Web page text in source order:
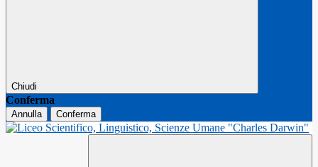
Chiudi
Conferma
Annulla Conferma